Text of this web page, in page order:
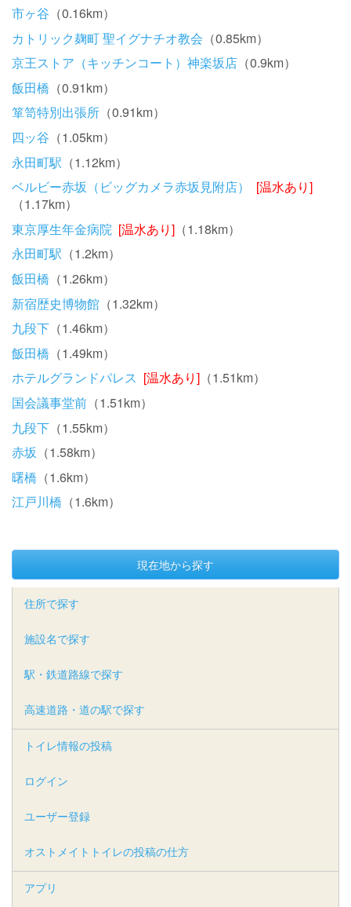
市ヶ谷 （0.16km）
カトリック麹町 聖イグナチオ教会 （0.85km）
京王ストア（キッチンコート）神楽坂店 （0.9km）
飯田橋 （0.91km）
箪笥特別出張所 （0.91km）
四ッ谷 （1.05km）
永田町駅 （1.12km）
ベルビー赤坂（ビッグカメラ赤坂見附店）
[温水あり]
（1.17km）
東京厚生年金病院 [温水あり] （1.18km）
永田町駅 （1.2km）
飯田橋 （1.26km）
新宿歴史博物館 （1.32km）
九段下 （1.46km）
飯田橋 （1.49km）
ホテルグランドパレス [温水あり] （1.51km）
国会議事堂前 （1.51km）
九段下 （1.55km）
赤坂 （1.58km）
曙橋 （1.6km）
江戸川橋 （1.6km）
現在地から探す
住所で探す
施設名で探す
駅・鉄道路線で探す
高速道路・道の駅で探す
トイレ情報の投稿
ログイン
ユーザー登録
オストメイトトイレの投稿の仕方
アプリ